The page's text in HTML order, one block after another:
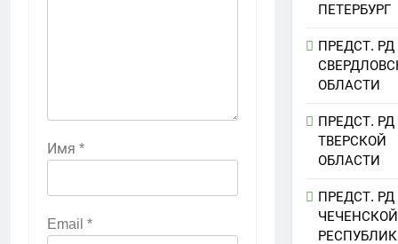
Имя *
Email *
ПЕТЕРБУРГ
ПРЕДСТ. РД
ОБЛАСТИ
ПРЕДСТ. РД
ТВЕРСКОЙ
ОБЛАСТИ
ПРЕДСТ. РД
ЧЕЧЕНСКОЙ